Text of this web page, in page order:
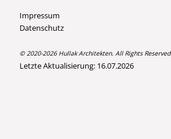
Impressum
Datenschutz
© 2020-2026 Hullak Architekten. All Rights Reserved
Letzte Aktualisierung: 16.07.2026